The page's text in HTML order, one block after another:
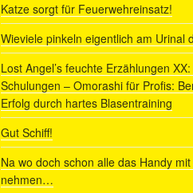
Katze sorgt für Feuerwehreinsatz!
Wieviele pinkeln eigentlich am Urinal
Lost Angel’s feuchte Erzählungen
Schulungen – Omorashi für Profis:
Erfolg durch hartes Blasentraining
Gut Schiff!
Na wo doch schon alle das Handy
nehmen…